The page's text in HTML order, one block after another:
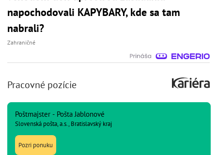
napochodovali KAPYBARY, kde sa tam
nabrali?
Zahraničné
Pracovné pozície
Poštmajster - Pošta Jablonové
Slovenská pošta, a.s., Bratislavský kraj
Pozri ponuku